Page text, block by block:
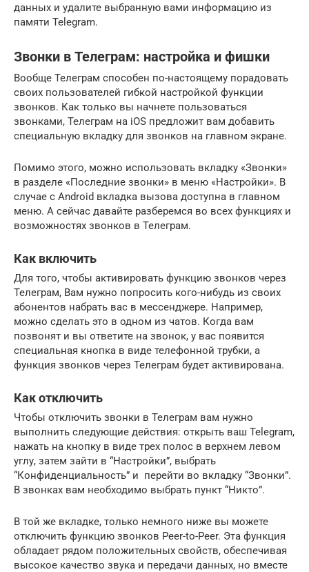
данных и удалите выбранную вами информацию из
памяти Telegram.
Звонки в Телеграм: настройка и фишки
Вообще Телеграм способен по-настоящему порадовать
своих пользователей гибкой настройкой функции
звонков. Как только вы начнете пользоваться
звонками, Телеграм на iOS предложит вам добавить
специальную вкладку для звонков на главном экране.
Помимо этого, можно использовать вкладку «Звонки»
в разделе «Последние звонки» в меню «Настройки». В
случае с Android вкладка вызова доступна в главном
меню. А сейчас давайте разберемся во всех функциях и
возможностях звонков в Телеграм.
Как включить
Для того, чтобы активировать функцию звонков через
Телеграм, Вам нужно попросить кого-нибудь из своих
абонентов набрать вас в мессенджере. Например,
можно сделать это в одном из чатов. Когда вам
позвонят и вы ответите на звонок, у вас появится
специальная кнопка в виде телефонной трубки, а
функция звонков через Телеграм будет активирована.
Как отключить
Чтобы отключить звонки в Телеграм вам нужно
выполнить следующие действия: открыть ваш Telegram,
нажать на кнопку в виде трех полос в верхнем левом
углу, затем зайти в “Настройки”, выбрать
“Конфиденциальность” и перейти во вкладку “Звонки”.
В звонках вам необходимо выбрать пункт “Никто”.
В той же вкладке, только немного ниже вы можете
отключить функцию звонков Peer-to-Peer. Эта функция
обладает рядом положительных свойств, обеспечивая
высокое качество звука и передачи данных, но вместе